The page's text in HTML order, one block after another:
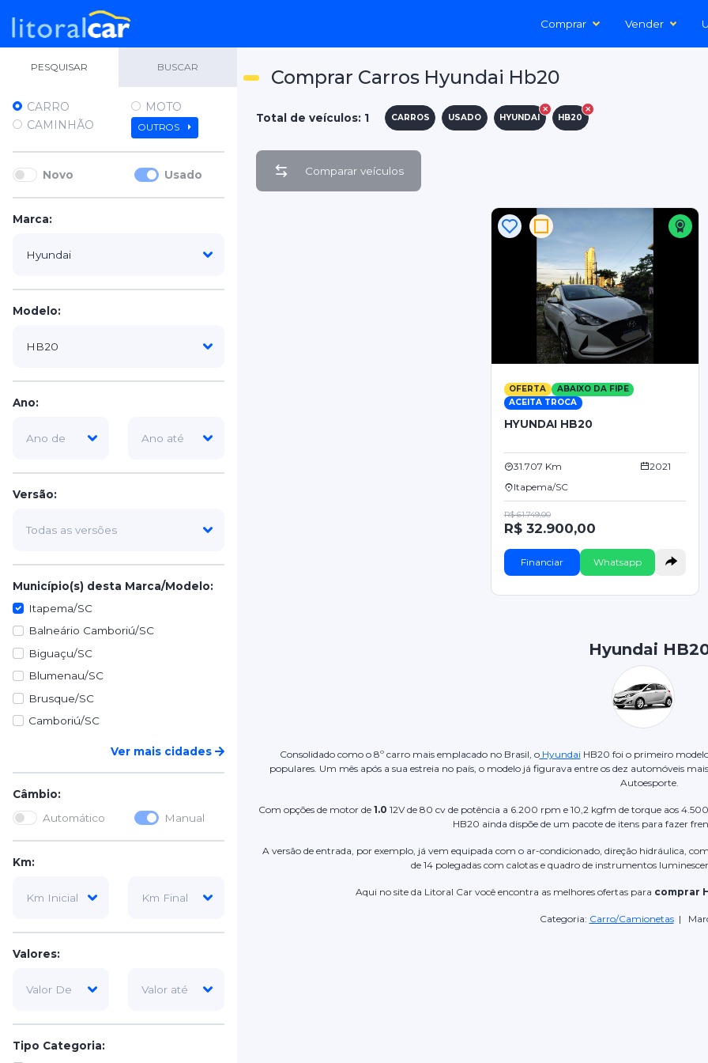
Comprar Vender
PESQUISAR BUSCAR
CARRO
MOTO
CAMINHÃO
OUTROS
Novo Usado
Marca:
Modelo:
Ano:
Versão:
Município(s) desta Marca/Modelo:
Itapema/SC
Balneário Camboriú/SC
Biguaçu/SC
Blumenau/SC
Brusque/SC
Camboriú/SC
Ver mais cidades
Câmbio:
Automático
Manual
Km:
Valores:
Tipo Categoria:
Comprar Carros Hyundai Hb20
Total de veículos: 1 CARROS USADO HYUNDAI HB20
Comparar veículos
OFERTA
ABAIXO DA FIPE
ACEITA TROCA
HYUNDAI HB20
31.707 Km
2021
Itapema/SC
R$ 61.749,00
R$ 32.900,00
Financiar Whatsapp
Hyundai
Consolidado como o 8º carro mais emplacado no Brasil, oHyundai HB20 foi o primeiro
populares. Um mês após a sua estreia no país, o modelo já figurava entre os dez automóveis
Autoesporte.
Com opções de motor de 1.0 12V de 80 cv de potência a 6.200 rpm e 10,2 kgfm de torque aos
HB20 ainda dispõe de um pacote de itens para fazer
A versão de entrada, por exemplo, já vem equipada com o ar-condicionado, direção hidráulica,
de 14 polegadas com calotas e quadro de instrumentos
Aqui no site da Litoral Car você encontra as melhores ofertas para comprar
Categoria: Carro/Camionetas|